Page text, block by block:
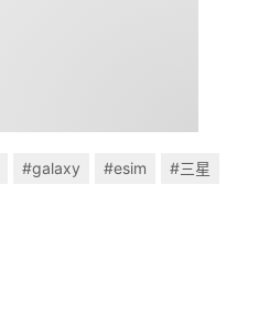
#galaxy #esim #三星